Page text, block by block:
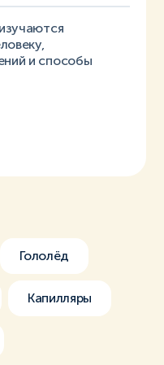
и способы
Гололёд
Капилляры